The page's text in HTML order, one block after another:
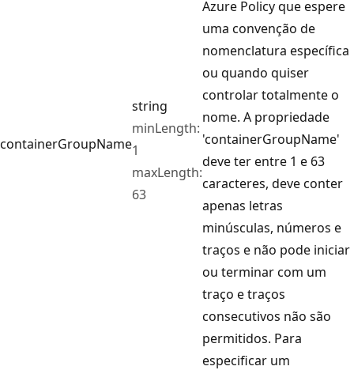
containerGroupName
string
minLength:
1
maxLength:
63
Azure Policy que espere
uma convenção de
nomenclatura específica
ou quando quiser
controlar totalmente o
nome. A propriedade
'containerGroupName'
deve ter entre 1 e 63
caracteres, deve conter
apenas letras
minúsculas, números e
traços e não pode iniciar
ou terminar com um
traço e traços
consecutivos não são
permitidos. Para
especificar um